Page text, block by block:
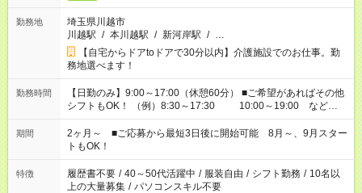
勤務地
埼玉県川越市
川越駅 / 本川越駅 / 新河岸駅 / …
【自宅からドアtoドアで30分以内】介護施設でのお仕事。勤
務地選べます！
勤務時間
【日勤のみ】9:00～17:00（休憩60分） ■ご希望があればその他
シフトもOK！ （例）8:30～17:30 10:00～19:00 など
「家族とお休みを合わせたい」 「できれば残業はしたくない」
など、あなたのご希望に沿ったお仕事をご紹介します！ ※Wワ
ーク希望の方へ 今ご覧のお仕事で希望する勤務時間と、もう1つ
のお仕事の勤務時間。 合計で週40時間を超える場合は応募でき
ません
期間
2ヶ月～ ■ご応募から最短3日後に開始可能 8月～、9月スター
トもOK！
特徴 履歴書不要 / 40～50代活躍中 / 服装自由 / シフト勤務 / 10名以
上の大量募集 / パソコンスキル不要